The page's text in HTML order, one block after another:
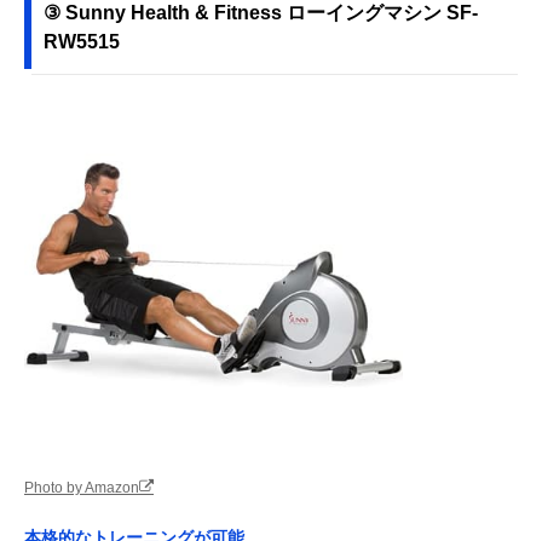
③ Sunny Health & Fitness ローイングマシン SF-
RW5515
Photo by Amazon
本格的なトレーニングが可能